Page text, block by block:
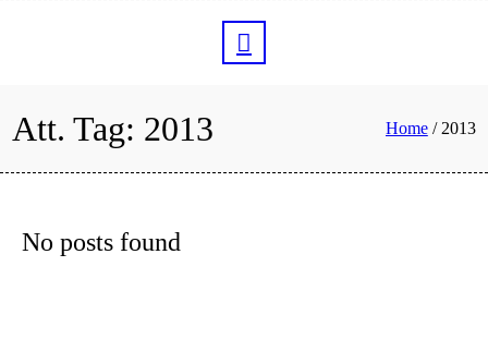
Att. Tag: 2013 Home /2013
No posts found